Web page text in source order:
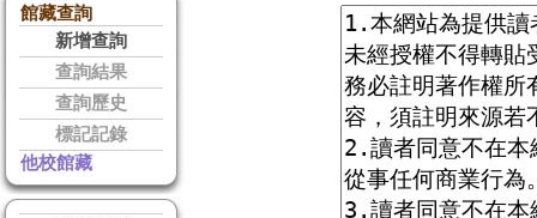
館藏查詢
新增查詢
查詢結果
查詢歷史
標記記錄
他校館藏